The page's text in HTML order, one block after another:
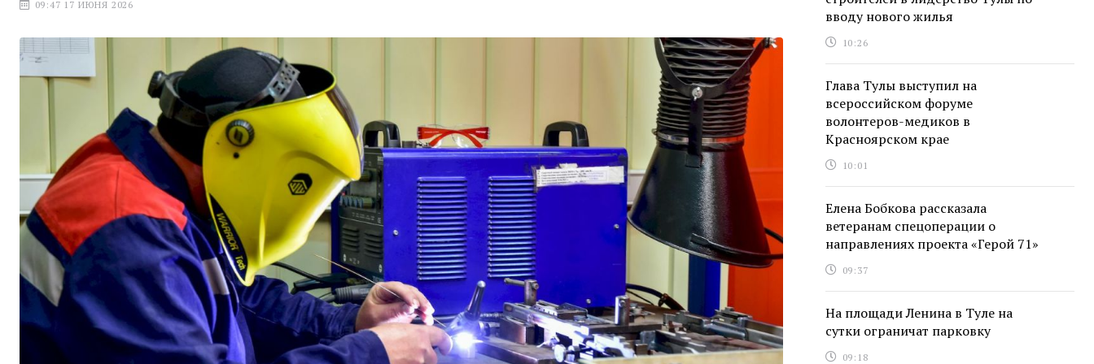
09:47 17 ИЮНЯ 2026
вводу нового жилья
10:26
Глава Тулы выступил на
всероссийском форуме
волонтеров-медиков в
Красноярском крае
10:01
Елена Бобкова рассказала
ветеранам спецоперации о
направлениях проекта «Герой 71»
09:37
На площади Ленина в Туле на
сутки ограничат парковку
09:18